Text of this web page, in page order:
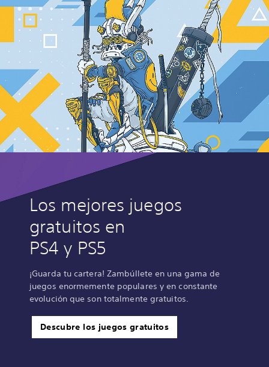
Los mejores juegos
gratuitos en
PS4 y PS5
¡Guarda tu cartera! Zambúllete en una gama de
juegos enormemente populares y en constante
evolución que son totalmente gratuitos.
Descubre los juegos gratuitos